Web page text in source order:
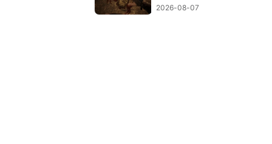
2026-08-07